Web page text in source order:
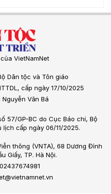
VietNamNet
Dân tộc và Tôn giáo
cấp ngày 17/10/2025
Văn Bá
57/GP-BC do Cục Báo chí, Bộ
cấp ngày 06/11/2025.
thông (VNTA), 68 Dương Đình
Giấy, TP. Hà Nội.